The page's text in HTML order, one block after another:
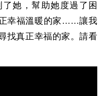
她，幫助她度過了困
幸福溫暖的家……讓我
找真正幸福的家。請看